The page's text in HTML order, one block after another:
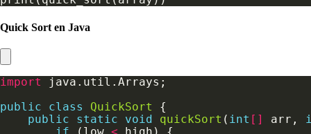
Quick Sort en Java
import
public
class QuickSort
public
static void quickSort ( int [] arr,